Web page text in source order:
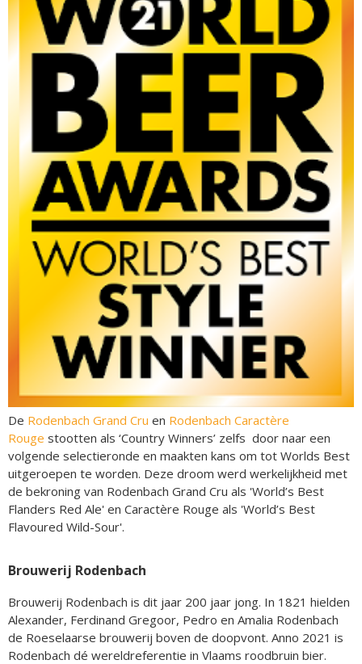
De Rodenbach Grand Cru en Rodenbach Caractère
Rouge stootten als ‘Country Winners’ zelfs door naar een
volgende selectieronde en maakten kans om tot Worlds Best
uitgeroepen te worden. Deze droom werd werkelijkheid met
de bekroning van Rodenbach Grand Cru als 'World’s Best
Flanders Red Ale' en Caractère Rouge als 'World’s Best
Flavoured Wild-Sour'.
Brouwerij Rodenbach
Brouwerij Rodenbach is dit jaar 200 jaar jong. In 1821 hielden
Alexander, Ferdinand Gregoor, Pedro en Amalia Rodenbach
de Roeselaarse brouwerij boven de doopvont. Anno 2021 is
Rodenbach dé wereldreferentie in Vlaams roodbruin bier.